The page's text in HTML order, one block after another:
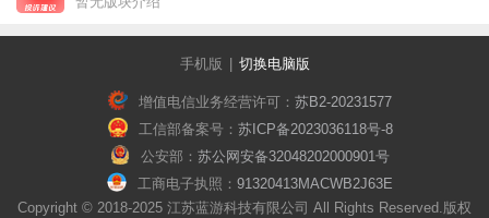
手机版 切换电脑版
增值电信业务经营许可： 苏B2-20231577
工信部备案号： 苏ICP备2023036118号-8
公安部： 苏公网安备32048202000901号
工商电子执照： 91320413MACWB2J63E
Copyright © 2018-2025 江苏蓝游科技有限公司 All Rights Reserved.版权